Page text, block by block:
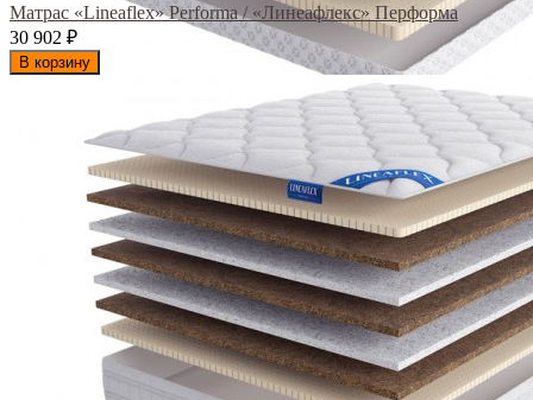
Матрас «Lineaflex» Performa / «Линеафлекс» Перформа
30 902 ₽
В корзину